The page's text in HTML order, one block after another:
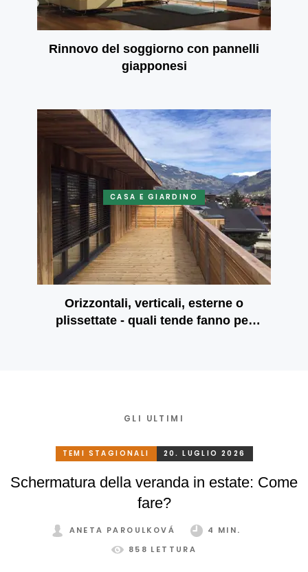
Rinnovo del soggiorno con pannelli
giapponesi
CASA E GIARDINO
Orizzontali, verticali, esterne o
plissettate - quali tende fanno per
GLI ULTIMI
TEMI STAGIONALI 20. LUGLIO 2026
Schermatura della veranda in estate: Come
fare?
ANETA PAROULKOVÁ
4 MIN.
858 LETTURA